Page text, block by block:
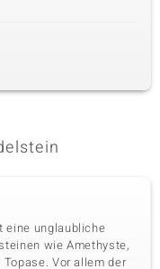
eine unglaubliche
wie Amethyste,
Vor allem der